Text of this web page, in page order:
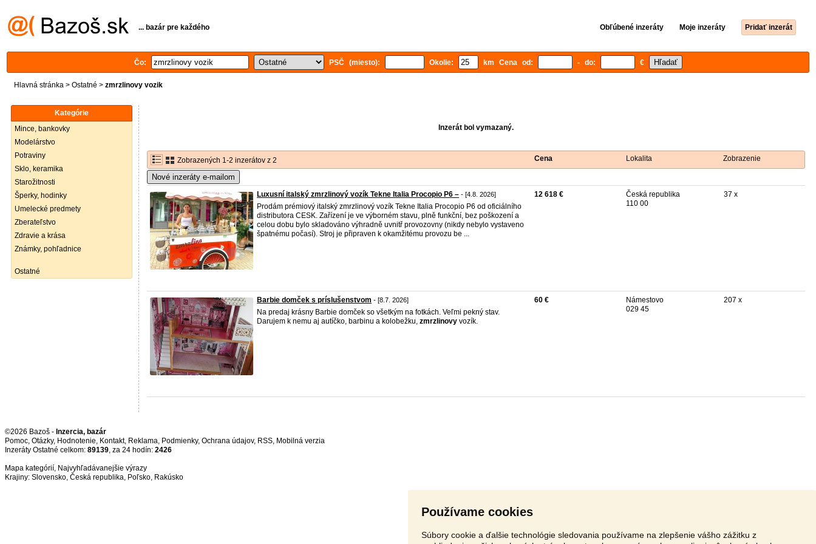
Používame cookies
Súbory cookie a ďalšie technológie sledovania používame na zlepšenie vášho zážitku z
... bazár pre každého Obľúbené inzeráty Moje inzeráty Pridať inzerát
Čo: PSČ (miesto): Okolie: km Cena od: - do: €
Hlavná stránka > Ostatné > zmrzlinovy vozik
Kategórie
Mince, bankovky
Modelárstvo
Potraviny
Sklo, keramika
Starožitnosti
Šperky, hodinky
Umelecké predmety
Zberateľstvo
Zdravie a krása
Známky, pohľadnice
Ostatné
Inzerát bol vymazaný.
Zobrazených 1-2 inzerátov z 2 Cena Lokalita Zobrazenie
Nové inzeráty e-mailom
Luxusní italský zmrzlinový vozík Tekne Italia Procopio P6 – - [4.8. 2026]
Prodám prémiový italský zmrzlinový vozík Tekne Italia Procopio P6 od oficiálního
distributora CESK. Zařízení je ve výborném stavu, plně funkční, bez poškození a
celou dobu bylo skladováno výhradně uvnitř provozovny (nikdy nebylo vystaveno
špatnému počasí). Stroj je připraven k okamžitému provozu be ...
12 618 €
Česká republika
110 00
37 x
Barbie domček s príslušenstvom - [8.7. 2026]
Na predaj krásny Barbie domček so všetkým na fotkách. Veľmi pekný stav.
Darujem k nemu aj autíčko, barbinu a kolobežku, zmrzlinovy vozík.
60 €
Námestovo
029 45
207 x
©2026 Bazoš - Inzercia, bazár
Pomoc, Otázky, Hodnotenie, Kontakt, Reklama, Podmienky, Ochrana údajov, RSS,
Inzeráty Ostatné celkom: 89139, za 24 hodín: 2426
Mapa kategórií, Najvyhľadávanejšie výrazy
Krajiny: Slovensko, Česká republika, Poľsko, Rakúsko